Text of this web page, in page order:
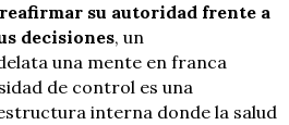
reafirmar su autoridad frente a
decisiones, un
una mente en franca
de control es una
interna donde la salud